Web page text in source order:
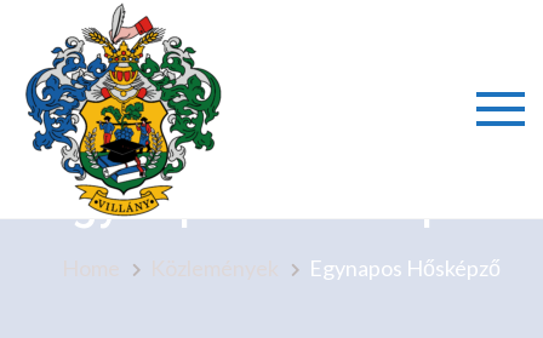
content
Villányi
Iskola
Egynapos Hősképző
Egynapos Hősképző